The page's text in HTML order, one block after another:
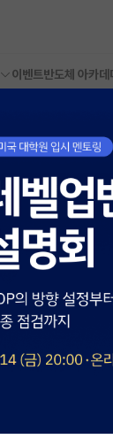
이벤트반도체 아카데